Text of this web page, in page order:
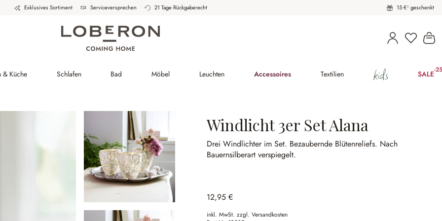
Exklusives Sortiment Serviceversprechen 21 Tage Rückgaberecht 15 €¹ geschenkt
Du hast
& Küche Schlafen Bad Möbel Leuchten Accessoires Textilien kids SALE-
Windlicht 3er Set Alana
Drei Windlichter im Set. Bezaubernde Blütenreliefs. Nach
Bauernsilberart verspiegelt.
12,95 €
inkl. MwSt. zzgl. Versandkosten